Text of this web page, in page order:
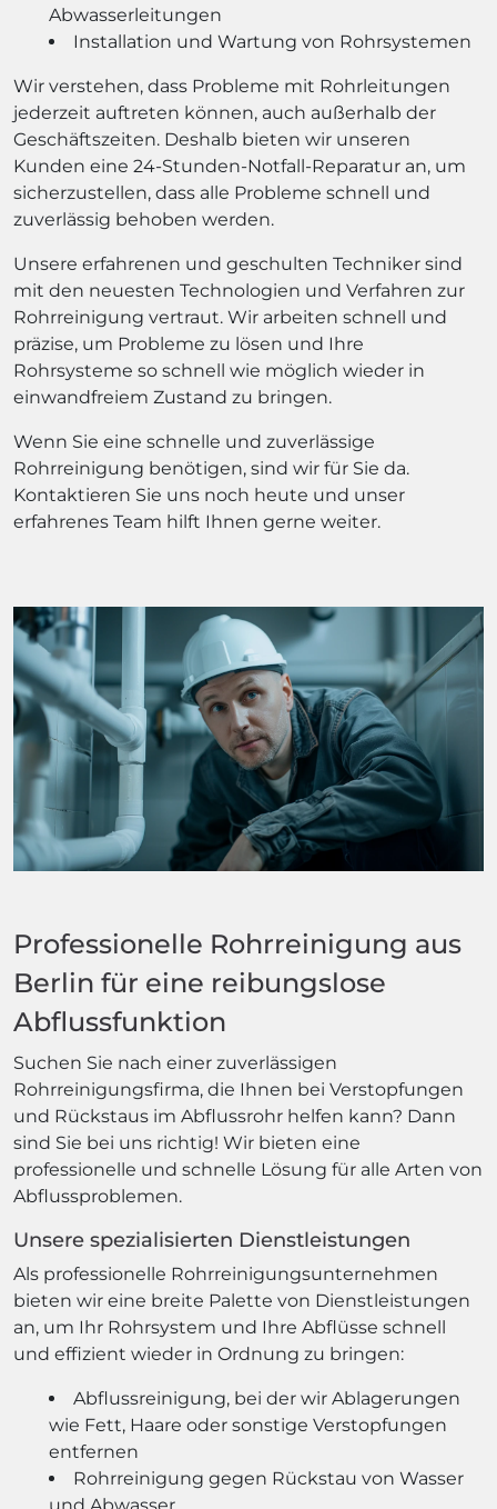
Abwasserleitungen
Installation und Wartung von Rohrsystemen
Wir verstehen, dass Probleme mit Rohrleitungen
jederzeit auftreten können, auch außerhalb der
Geschäftszeiten. Deshalb bieten wir unseren
Kunden eine 24-Stunden-Notfall-Reparatur an, um
sicherzustellen, dass alle Probleme schnell und
zuverlässig behoben werden.
Unsere erfahrenen und geschulten Techniker sind
mit den neuesten Technologien und Verfahren zur
Rohrreinigung vertraut. Wir arbeiten schnell und
präzise, um Probleme zu lösen und Ihre
Rohrsysteme so schnell wie möglich wieder in
einwandfreiem Zustand zu bringen.
Wenn Sie eine schnelle und zuverlässige
Rohrreinigung benötigen, sind wir für Sie da.
Kontaktieren Sie uns noch heute und unser
erfahrenes Team hilft Ihnen gerne weiter.
Professionelle Rohrreinigung aus
Berlin für eine reibungslose
Abflussfunktion
Suchen Sie nach einer zuverlässigen
Rohrreinigungsfirma, die Ihnen bei Verstopfungen
und Rückstaus im Abflussrohr helfen kann? Dann
sind Sie bei uns richtig! Wir bieten eine
professionelle und schnelle Lösung für alle Arten von
Abflussproblemen.
Unsere spezialisierten Dienstleistungen
Als professionelle Rohrreinigungsunternehmen
bieten wir eine breite Palette von Dienstleistungen
an, um Ihr Rohrsystem und Ihre Abflüsse schnell
und effizient wieder in Ordnung zu bringen:
Abflussreinigung, bei der wir Ablagerungen
wie Fett, Haare oder sonstige Verstopfungen
entfernen
Rohrreinigung gegen Rückstau von Wasser